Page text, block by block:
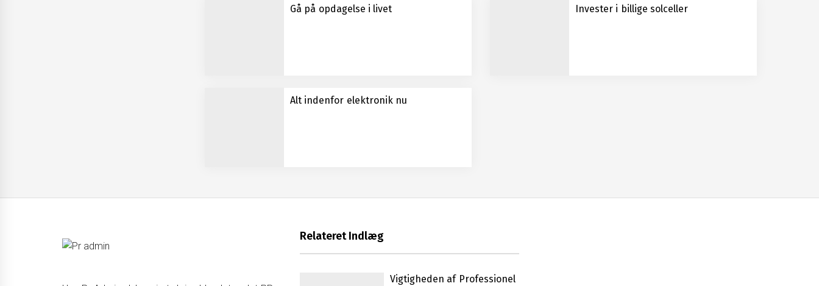
Gå på opdagelse i livet Invester i billige solceller
Alt indenfor elektronik nu
Relateret Indlæg
Vigtigheden af Professionel